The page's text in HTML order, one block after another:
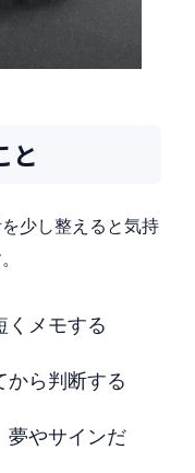
と
少し整えると気持
くメモする
から判断する
夢やサインだ